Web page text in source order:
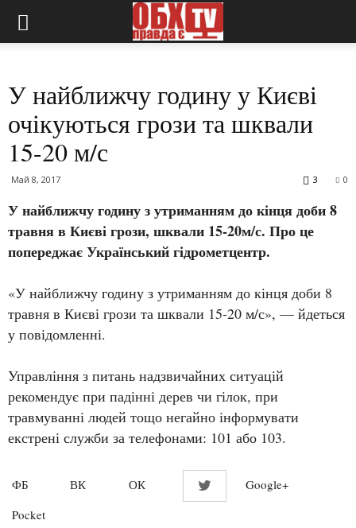
У найближчу годину у Києві
очікуються грози та шквали
15-20 м/с
Май 8, 2017 0
3
У найближчу годину з утриманням до кінця доби 8
травня в Києві грози, шквали 15-20м/с. Про це
попереджає Український гідрометцентр.
«У найближчу годину з утриманням до кінця доби 8
травня в Києві грози та шквали 15-20 м/с», — йдеться
у повідомленні.
Управління з питань надзвичайних ситуацій
рекомендує при падінні дерев чи гілок, при
травмуванні людей тощо негайно інформувати
екстрені служби за телефонами: 101 або 103.
ФБ ВК ОК TwitterGoogle+
Pocket